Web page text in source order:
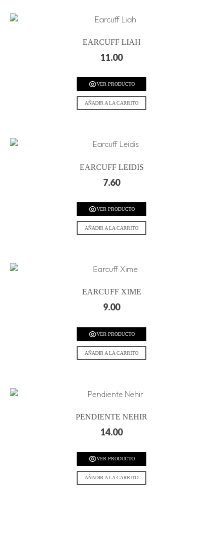
EARCUFF LIAH
11.00
VER PRODUCTO
AÑADIR A LA CARRITO
EARCUFF LEIDIS
7.60
VER PRODUCTO
AÑADIR A LA CARRITO
EARCUFF XIME
9.00
VER PRODUCTO
AÑADIR A LA CARRITO
PENDIENTE NEHIR
14.00
VER PRODUCTO
AÑADIR A LA CARRITO